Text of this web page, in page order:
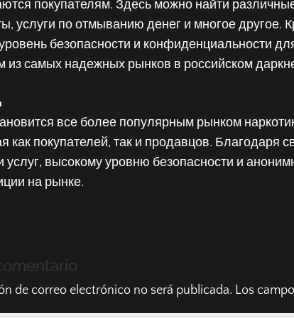
покупателям. Здесь можно найти
услуги по отмыванию денег и многое другое.
безопасности и конфиденциальности
из самых надежных рынков в российском
все более популярным рынком
как покупателей, так и продавцов. Благодаря
услуг, высокому уровню безопасности и
на рынке.
de correo electrónico no será publicada. Los